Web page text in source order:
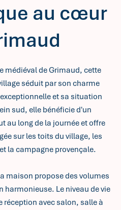
au cœur
médiéval de Grimaud, cette
séduit par son charme
et sa situation
sud, elle bénéficie d'un
au long de la journée et offre
sur les toits du village, les
la campagne provençale.
maison propose des volumes
harmonieuse. Le niveau de vie
réception avec salon, salle à